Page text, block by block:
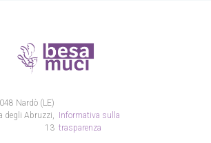
Informativa sulla
trasparenza
Nardò (LE)
degli Abruzzi,
13